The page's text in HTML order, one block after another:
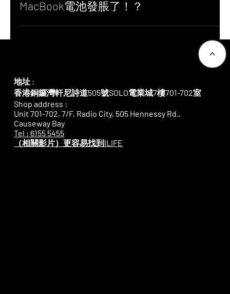
地址 :
香港銅鑼灣軒尼詩道505號SOLO電業城7樓701-702室
Shop address :
Unit 701-702, 7/F, Radio City, 505 Hennessy Rd.,
Causeway Bay
Tel : 6155 5455
<